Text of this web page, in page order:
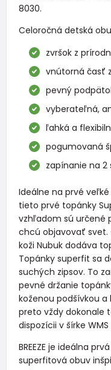
8030.
Celoročná detská
zvršok z
vnútorná časť
pevný
vyberateľná,
ľahká a
pogumovaná
zapínanie na 2
Ideálne na prvé
tieto prvé topánky
vzhľadom sú určené
chcú objavovať svet.
koži Nubuk dodáva
Topánky superfit sa
suchých zipsov. To
pevné držanie
koženou podšívkou a
preto vždy dokonale
dispozícii v šírke WMS
BREEZE je ideálna
superfitová obuv